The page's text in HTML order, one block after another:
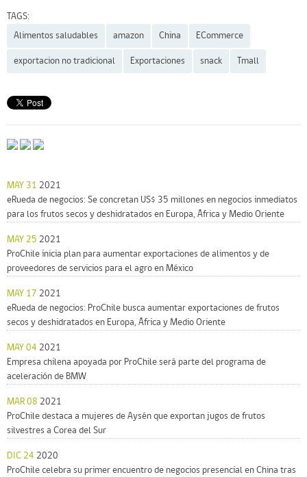
TAGS:
Alimentos saludables
amazon China ECommerce
exportacion no tradicional Exportaciones snack Tmall
MAY 31 2021
eRueda de negocios: Se concretan US$ 35 millones en negocios inmediatos
para los frutos secos y deshidratados en Europa, África y Medio Oriente
MAY 25 2021
ProChile inicia plan para aumentar exportaciones de alimentos y de
proveedores de servicios para el agro en México
MAY 17 2021
eRueda de negocios: ProChile busca aumentar exportaciones de frutos
secos y deshidratados en Europa, África y Medio Oriente
MAY 04 2021
Empresa chilena apoyada por ProChile será parte del programa de
aceleración de BMW
MAR 08 2021
ProChile destaca a mujeres de Aysén que exportan jugos de frutos
silvestres a Corea del Sur
DIC 24 2020
ProChile celebra su primer encuentro de negocios presencial en China tras